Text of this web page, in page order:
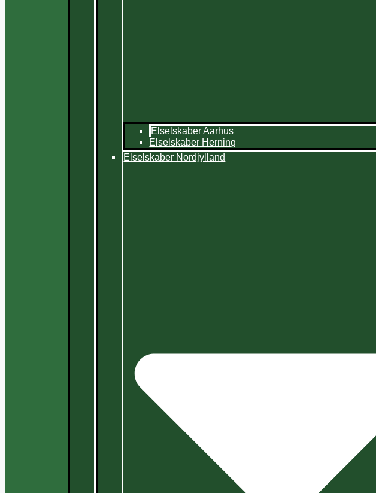
Elselskaber Aarhus
Elselskaber Herning
Elselskaber Nordjylland